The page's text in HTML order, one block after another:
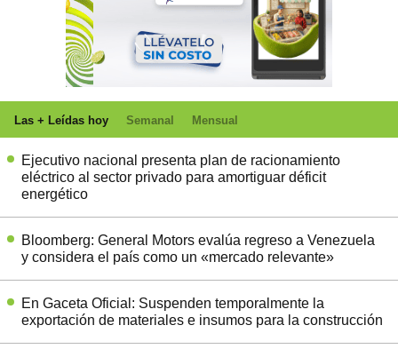
Las + Leídas hoy Semanal Mensual
Ejecutivo nacional presenta plan de racionamiento
eléctrico al sector privado para amortiguar déficit
energético
Bloomberg: General Motors evalúa regreso a Venezuela
y considera el país como un «mercado relevante»
En Gaceta Oficial: Suspenden temporalmente la
exportación de materiales e insumos para la construcción